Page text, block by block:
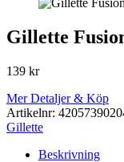
Gillette
139 kr
Mer Detaljer & Köp
Artikelnr:
Gillette
Beskrivning